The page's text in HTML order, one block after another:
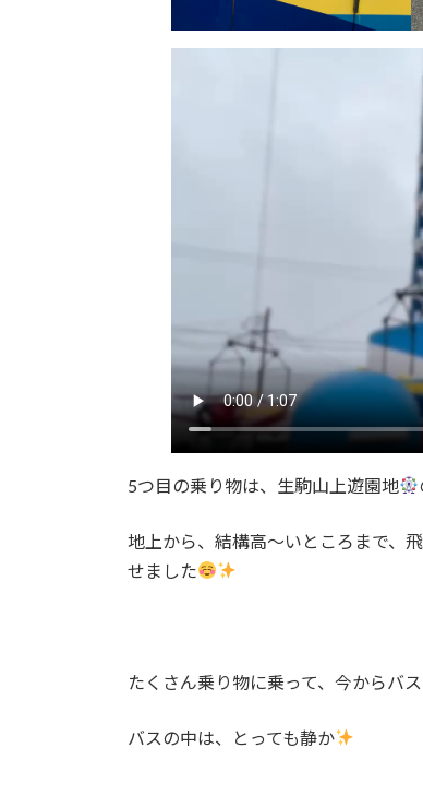
5つ目の乗り物は、生駒山上遊園地
地上から、結構高〜いところまで、
せました
たくさん乗り物に乗って、今からバ
バスの中は、とっても静か